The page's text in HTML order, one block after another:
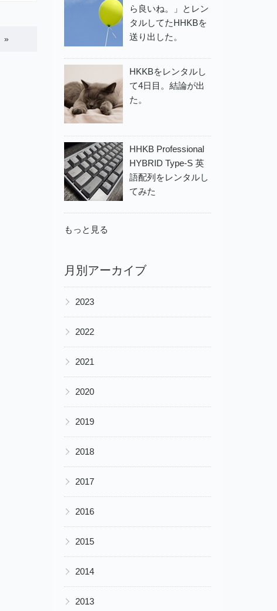
»
ら良いね。」とレン
タルしてたHHKBを
送り出した。
HKKBをレンタルし
て4日目。結論が出
た。
HHKB Professional
HYBRID Type-S 英
語配列をレンタルし
てみた
もっと見る
月別アーカイブ
▶ 2023
▶ 2022
▶ 2021
▶ 2020
▶ 2019
▶ 2018
▶ 2017
▶ 2016
▶ 2015
▶ 2014
▶ 2013